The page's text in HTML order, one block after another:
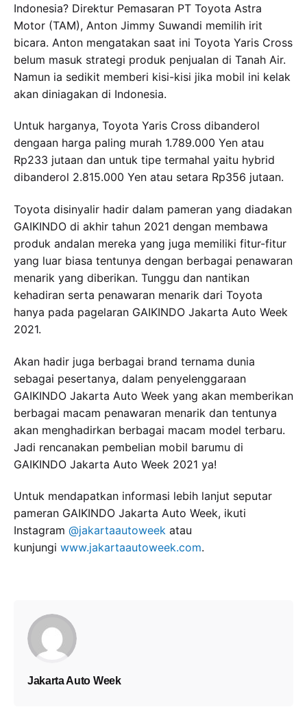
Indonesia? Direktur Pemasaran PT Toyota Astra
Motor (TAM), Anton Jimmy Suwandi memilih irit
bicara. Anton mengatakan saat ini Toyota Yaris Cross
belum masuk strategi produk penjualan di Tanah Air.
Namun ia sedikit memberi kisi-kisi jika mobil ini kelak
akan diniagakan di Indonesia.
Untuk harganya, Toyota Yaris Cross dibanderol
dengaan harga paling murah 1.789.000 Yen atau
Rp233 jutaan dan untuk tipe termahal yaitu hybrid
dibanderol 2.815.000 Yen atau setara Rp356 jutaan.
Toyota disinyalir hadir dalam pameran yang diadakan
GAIKINDO di akhir tahun 2021 dengan membawa
produk andalan mereka yang juga memiliki fitur-fitur
yang luar biasa tentunya dengan berbagai penawaran
menarik yang diberikan. Tunggu dan nantikan
kehadiran serta penawaran menarik dari Toyota
hanya pada pagelaran GAIKINDO Jakarta Auto Week
2021.
Akan hadir juga berbagai brand ternama dunia
sebagai pesertanya, dalam penyelenggaraan
GAIKINDO Jakarta Auto Week yang akan memberikan
berbagai macam penawaran menarik dan tentunya
akan menghadirkan berbagai macam model terbaru.
Jadi rencanakan pembelian mobil barumu di
GAIKINDO Jakarta Auto Week 2021 ya!
Untuk mendapatkan informasi lebih lanjut seputar
pameran GAIKINDO Jakarta Auto Week, ikuti
Instagram @jakartaautoweek atau
kunjungi www.jakartaautoweek.com.
Jakarta Auto Week